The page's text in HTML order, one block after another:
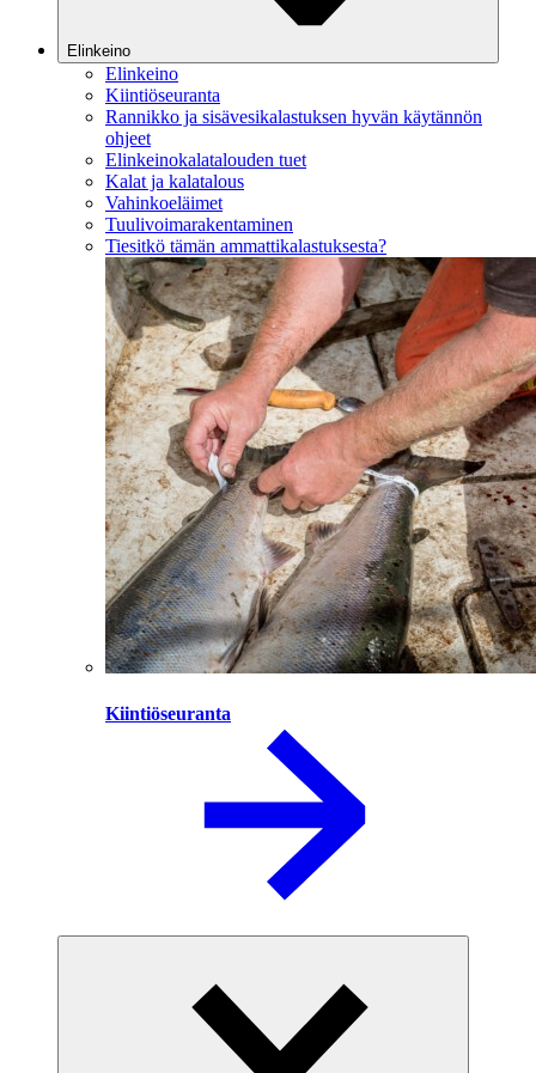
Elinkeino
Elinkeino
Kiintiöseuranta
Rannikko ja sisävesikalastuksen hyvän käytännön
ohjeet
Elinkeinokalatalouden tuet
Kalat ja kalatalous
Vahinkoeläimet
Tuulivoimarakentaminen
Tiesitkö tämän ammattikalastuksesta?
Kiintiöseuranta